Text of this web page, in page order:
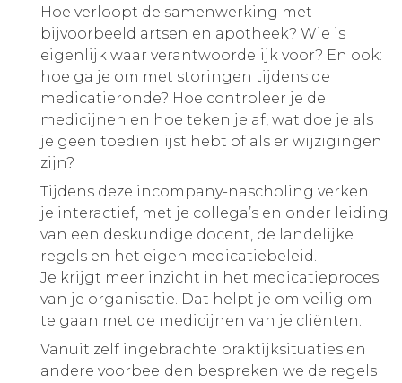
Hoe verloopt de samenwerking met
bijvoorbeeld artsen en apotheek? Wie is
eigenlijk waar verantwoordelijk voor? En ook:
hoe ga je om met storingen tijdens de
medicatieronde? Hoe controleer je de
medicijnen en hoe teken je af, wat doe je als
je geen toedienlijst hebt of als er wijzigingen
zijn?
Tijdens deze incompany-nascholing verken
je interactief, met je collega’s en onder leiding
van een deskundige docent, de landelijke
regels en het eigen medicatiebeleid.
Je krijgt meer inzicht in het medicatieproces
van je organisatie. Dat helpt je om veilig om
te gaan met de medicijnen van je cliënten.
Vanuit zelf ingebrachte praktijksituaties en
andere voorbeelden bespreken we de regels